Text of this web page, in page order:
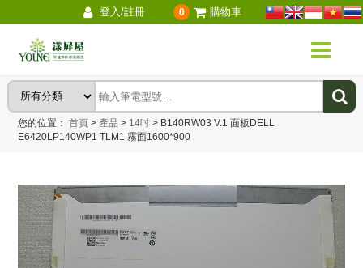
登入/註冊 0 購物車
您的位置：首頁 > 產品 > 14吋 > B140RW03 V.1 面板DELL
E6420LP140WP1 TLM1 霧面1600*900